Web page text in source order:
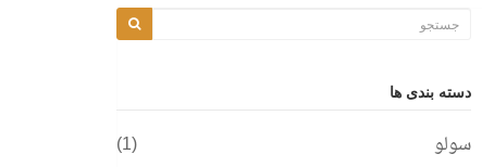
دسته بندی ها
سولو
(1)